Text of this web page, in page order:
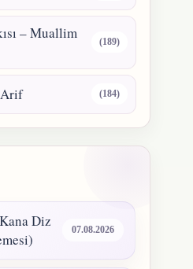
– Muallim
(189)
Arif (184)
Diz
07.08.2026